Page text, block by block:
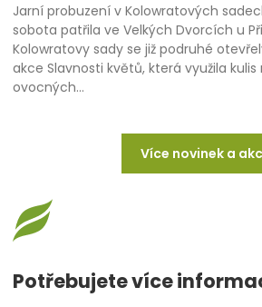
Jarní probuzení v Kolowratových
sobota patřila ve Velkých Dvorcích u
Kolowratovy sady se již podruhé
akce Slavnosti květů, která využila
ovocných…
Více novinek a
Potřebujete více